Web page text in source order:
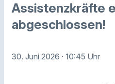
Assistenzkräfte
abgeschlossen!
30. Juni 2026 · 10:45 Uhr